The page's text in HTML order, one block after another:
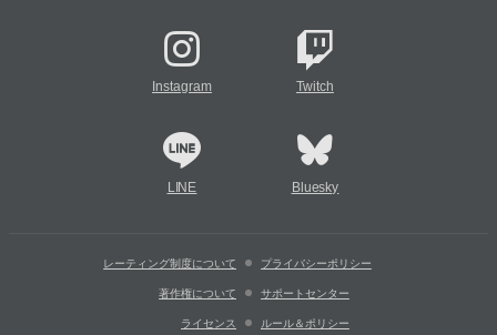
Instagram Twitch
LINE Bluesky
レーティング制度について プライバシーポリシー
著作権について サポートセンター
ライセンス ルール＆ポリシー